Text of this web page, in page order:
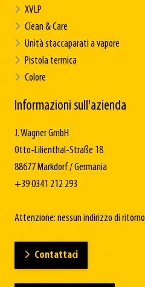
XVLP
Clean & Care
Unità staccaparati a vapore
Pistola termica
Colore
Informazioni sull'azienda
J. Wagner GmbH
Otto-Lilienthal-Straße 18
88677 Markdorf / Germania
+39 0341 212 293
Attenzione: nessun indirizzo di ritorno
Contattaci